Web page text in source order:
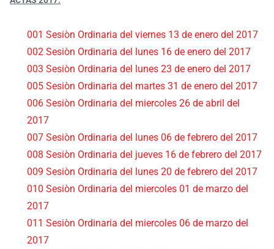
001 Sesiòn Ordinaria del viernes 13 de enero del 2017
002 Sesiòn Ordinaria del lunes 16 de enero del 2017
003 Sesiòn Ordinaria del lunes 23 de enero del 2017
005 Sesiòn Ordinaria del martes 31 de enero del 2017
006 Sesiòn Ordinaria del miercoles 26 de abril del
2017
007 Sesiòn Ordinaria del lunes 06 de febrero del 2017
008 Sesiòn Ordinaria del jueves 16 de febrero del 2017
009 Sesiòn Ordinaria del lunes 20 de febrero del 2017
010 Sesiòn Ordinaria del miercoles 01 de marzo del
2017
011 Sesiòn Ordinaria del miercoles 06 de marzo del
2017